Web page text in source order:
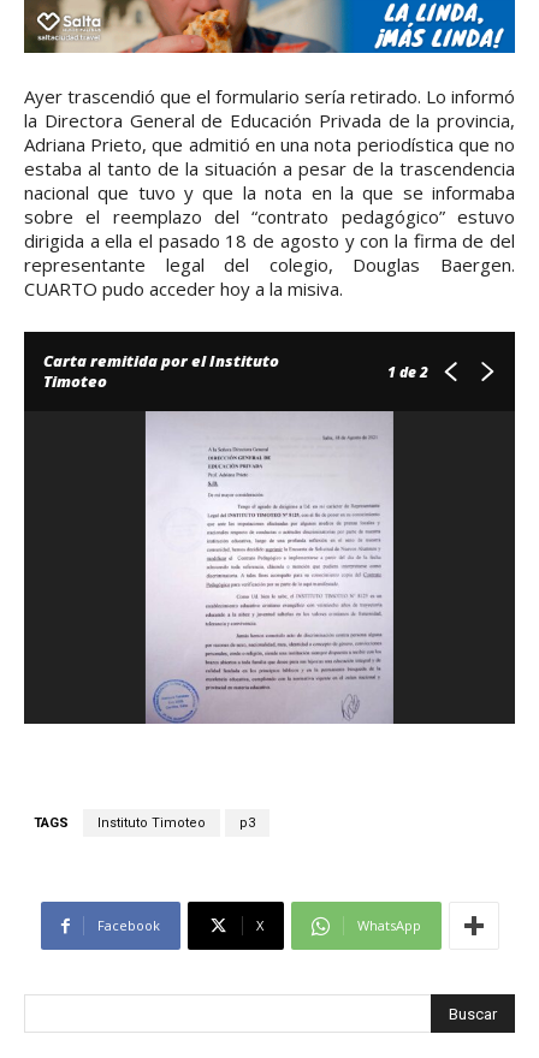
Ayer trascendió que el formulario sería retirado. Lo informó
la Directora General de Educación Privada de la provincia,
Adriana Prieto, que admitió en una nota periodística que no
estaba al tanto de la situación a pesar de la trascendencia
nacional que tuvo y que la nota en la que se informaba
sobre el reemplazo del “contrato pedagógico” estuvo
dirigida a ella el pasado 18 de agosto y con la firma de del
representante legal del colegio, Douglas Baergen.
CUARTO pudo acceder hoy a la misiva.
Carta remitida por el Instituto
Timoteo
1de 2
TAGS Instituto Timoteo p3
Facebook X WhatsApp